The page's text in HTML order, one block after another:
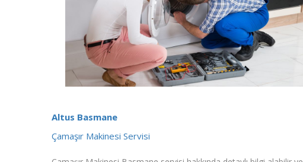
Altus Basmane
Çamaşır Makinesi Servisi